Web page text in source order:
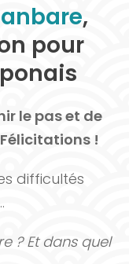
,
pour
le pas et de
!
difficultés
? Et dans quel